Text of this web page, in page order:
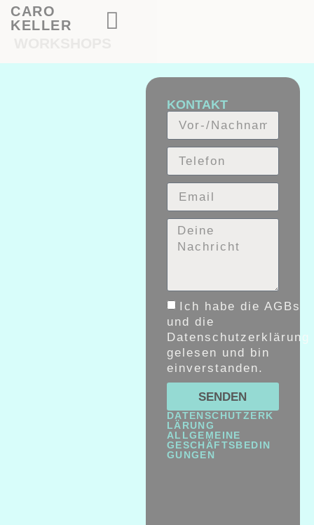
CARO
KELLER
KONTAKT
Ich habe die AGBs
und die
Datenschutzerklärung
gelesen und bin
einverstanden.
SENDEN
DATENSCHUTZERK
LÄRUNG
ALLGEMEINE
GESCHÄFTSBEDIN
GUNGEN